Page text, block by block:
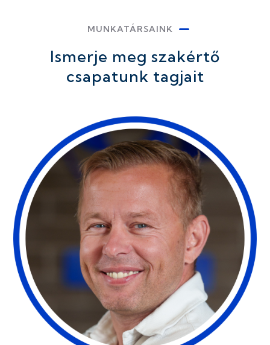
MUNKATÁRSAINK
Ismerje meg szakértő
csapatunk tagjait